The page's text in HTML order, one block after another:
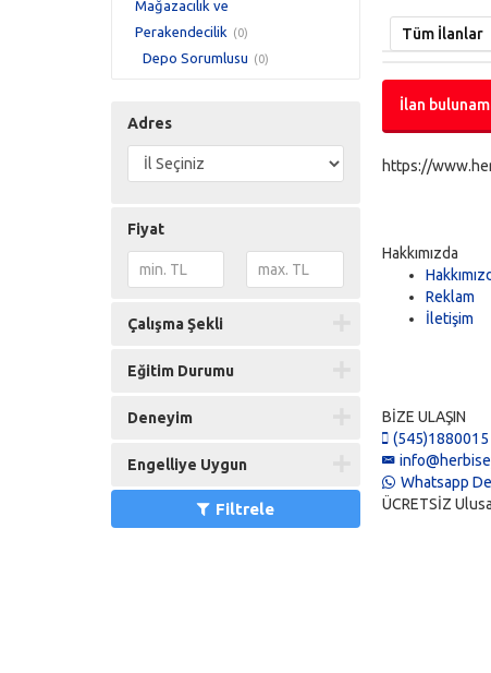
Mağazacılık ve
Perakendecilik (0)
Depo Sorumlusu (0)
Adres
Fiyat
Çalışma Şekli
Eğitim Durumu
Deneyim
Engelliye Uygun
Filtrele
Tüm İlanlar
İlan
https://
Hakkımızda
Reklam
İletişim
BİZE ULAŞIN
(545)1880015
Whatsapp
ÜCRETSİZ